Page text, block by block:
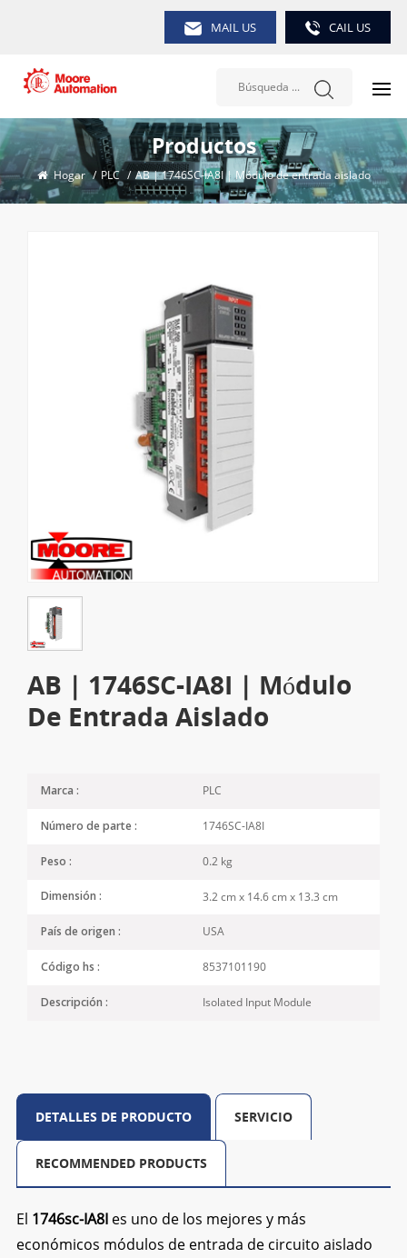
MAIL US CAIL US
Productos
Hogar / PLC / AB | 1746SC-IA8I | Módulo de entrada aislado
AB | 1746SC-IA8I | Módulo
De Entrada Aislado
Marca : PLC
Número de parte : 1746SC-IA8I
Peso : 0.2 kg
Dimensión : 3.2 cm x 14.6 cm x 13.3 cm
País de origen : USA
Código hs : 8537101190
Descripción : Isolated Input Module
DETALLES DE PRODUCTO SERVICIO
RECOMMENDED PRODUCTS
El 1746sc-IA8Ies uno de los mejores y más
económicos módulos de entrada de circuito aislado